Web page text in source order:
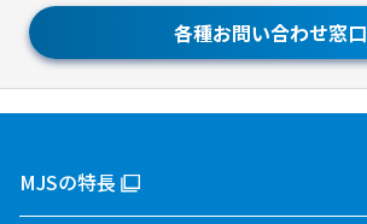
各種お問い合わせ窓口
MJSの特長